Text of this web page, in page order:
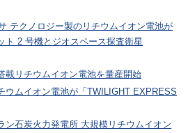
テクノロジー製のリチウムイオン電池が
ト 2 号機とジオスペース探査衛星
載リチウムイオン電池を量産開始
ウムイオン電池が「TWILIGHT EXPRESS
ン石炭火力発電所 大規模リチウムイオン